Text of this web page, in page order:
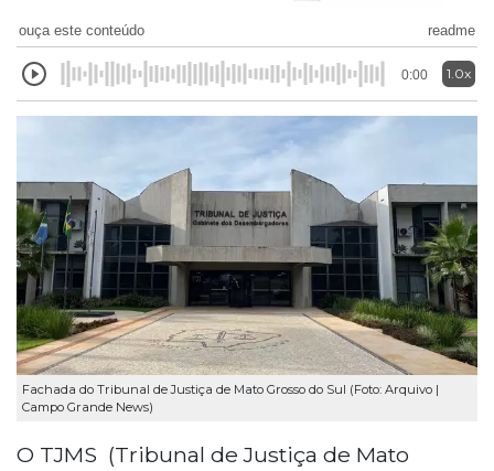
ouça este conteúdo readme
0:00 1.0x
Fachada do Tribunal de Justiça de Mato Grosso do Sul (Foto: Arquivo |
Campo Grande News)
O TJMS (Tribunal de Justiça de Mato